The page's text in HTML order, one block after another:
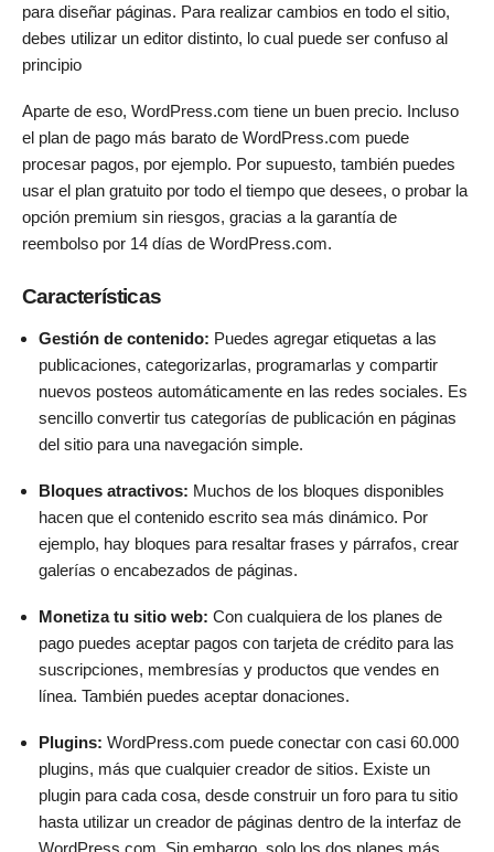
para diseñar páginas. Para realizar cambios en todo el sitio,
debes utilizar un editor distinto, lo cual puede ser confuso al
principio
Aparte de eso, WordPress.com tiene un buen precio. Incluso
el plan de pago más barato de WordPress.com puede
procesar pagos, por ejemplo. Por supuesto, también puedes
usar el plan gratuito por todo el tiempo que desees, o probar la
opción premium sin riesgos, gracias a la garantía de
reembolso por 14 días de WordPress.com.
Características
Gestión de contenido: Puedes agregar etiquetas a las
publicaciones, categorizarlas, programarlas y compartir
nuevos posteos automáticamente en las redes sociales. Es
sencillo convertir tus categorías de publicación en páginas
del sitio para una navegación simple.
Bloques atractivos: Muchos de los bloques disponibles
hacen que el contenido escrito sea más dinámico. Por
ejemplo, hay bloques para resaltar frases y párrafos, crear
galerías o encabezados de páginas.
Monetiza tu sitio web: Con cualquiera de los planes de
pago puedes aceptar pagos con tarjeta de crédito para las
suscripciones, membresías y productos que vendes en
línea. También puedes aceptar donaciones.
Plugins: WordPress.com puede conectar con casi 60.000
plugins, más que cualquier creador de sitios. Existe un
plugin para cada cosa, desde construir un foro para tu sitio
hasta utilizar un creador de páginas dentro de la interfaz de
WordPress.com. Sin embargo, solo los dos planes más